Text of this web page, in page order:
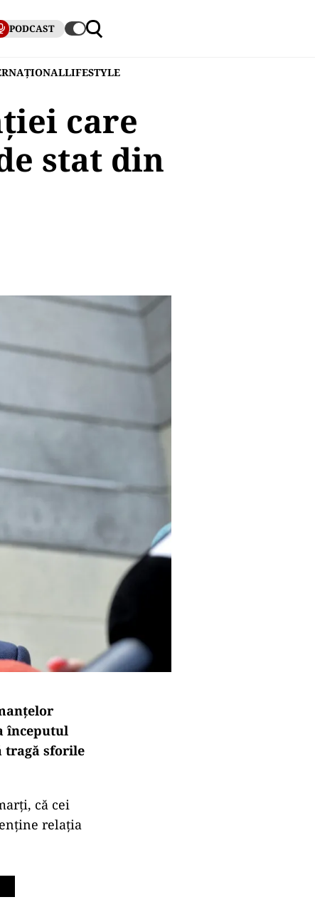
PODCAST
LIFESTYLE
care
stat din
începutul
tragă sforile
că cei
relația